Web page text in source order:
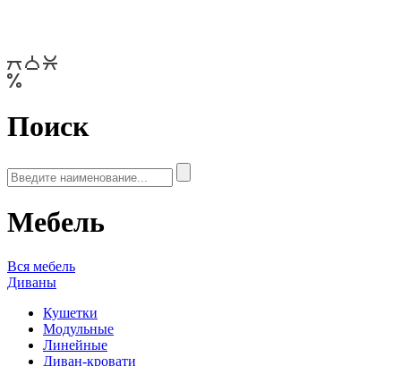
Поиск
Мебель
Вся мебель
Диваны
Кушетки
Модульные
Линейные
Диван-кровати